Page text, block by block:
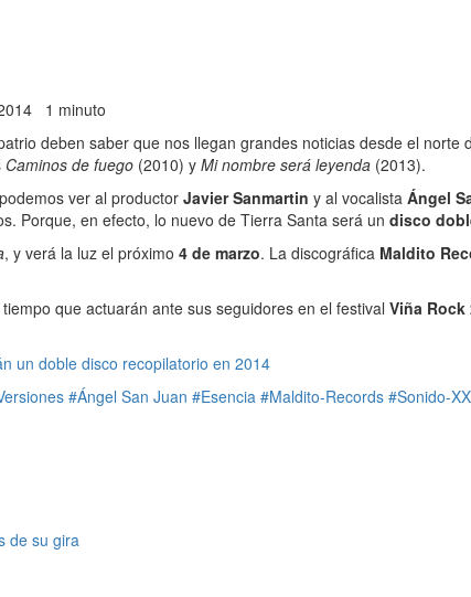
1 minuto
deben saber que nos llegan grandes noticias desde el norte
Caminos de fuego (2010) y Mi nombre será leyenda (2013).
ver al productor Javier Sanmartin y al vocalista Ángel
Porque, en efecto, lo nuevo de Tierra Santa será un disco
, y verá la luz el próximo 4 de marzo. La discográfica Maldito
que actuarán ante sus seguidores en el festival Viña Rock
un doble disco recopilatorio en 2014
#Ángel San Juan #Esencia #Maldito-Records #Sonido-
de su gira